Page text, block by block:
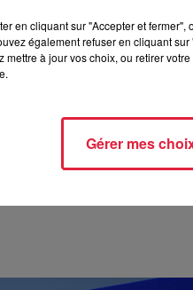
Leur alimentation
formations ont
Rédaction
en cliquant sur "Accepter et
également refuser en cliquant
mettre à jour vos choix, ou retirer
Gérer mes